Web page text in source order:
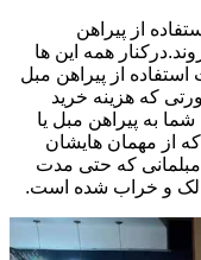
از پیراهن
همه این ها
از پیراهن مبل
که هزینه خرید
به پیراهن مبل یا
از مهمان هایشان
مبلمانی که حتی مدت
و خراب شده است.